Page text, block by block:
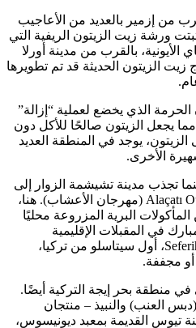
من إزمير بالعديد من الأعاجيب
ورشة زيت الزيتون الريفية التي
الأيونية، بالقرب من مدينة أورلا
زيت الزيتون الحديثة قد تم تطويرها
الذي يخضع لعملية “إزالة”
يجعل الزيتون صالحًا للأكل دون
الزيتون، يوجد في المنطقة العديد
الأخرى.
تجذب مدينة تشيشمة الزوار إلى
موسم الربيع السنوي Alaçatı Ot Festivali (مهرجان الأعشاب). هنا،
من 125 نوعًا من المأكولات البرية المزروعة محليًا
في المقبلات الإقليمية
والمأكولات الشهية. تشتهر Seferihisar، أول سيتاسلو من تركيا،
أو مجففة.
منطقة بحر إيجة التركية أيضًا.
ينتج هذا العنب المحلي pekmez (دبس العنب) والنبيذ – منتجان
تيوس القديمة بمعبد ديونيسوس،